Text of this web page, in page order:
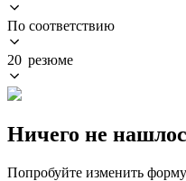
По соответствию
20 резюме
Ничего не
Попробуйте изменить